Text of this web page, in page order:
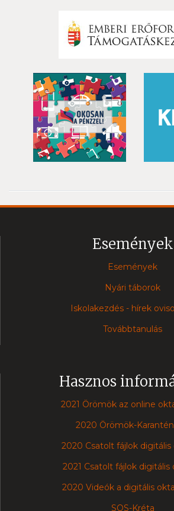
Események
Események
Nyári táborok
Iskolakezdés - hírek
Továbbtanulás
Hasznos
2021 Örömök az online
2020 Örömök-
2020 Csatolt fájlok digitális
2021 Csatolt fájlok digitális
2020 Videók a digitális
SOS-Kréta